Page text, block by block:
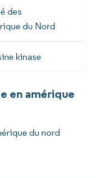
des
du Nord
kinase
en amérique
du nord